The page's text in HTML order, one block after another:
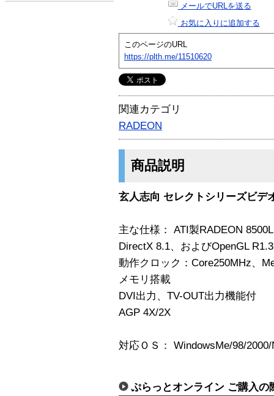
メールでURLを送る
お気に入りに追加する
このページのURL
https://plth.me/11510620
関連カテゴリ
RADEON
商品説明
玄人志向 セレクトシリーズビデ
主な仕様： ATI製RADEON
DirectX 8.1、およびOpenGL
動作クロック：Core250MHz、
メモリ搭載
DVI出力、TV-OUT出力機能付
AGP 4X/2X
対応ＯＳ： WindowsMe/98/2000/
ぷらっとオンライン ご購入の